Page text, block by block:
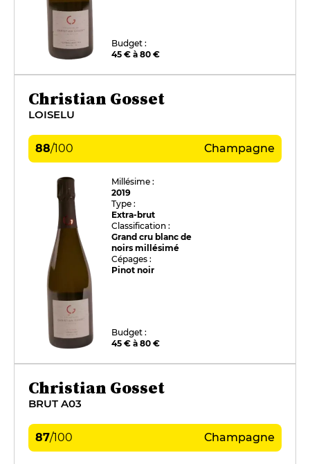
Budget :
45 € à 80 €
Christian Gosset
LOISELU
88/100 Champagne
Millésime :
2019
Type :
Extra-brut
Classification :
Grand cru blanc de
noirs millésimé
Cépages :
Pinot noir
Budget :
45 € à 80 €
Christian Gosset
BRUT A03
87/100 Champagne